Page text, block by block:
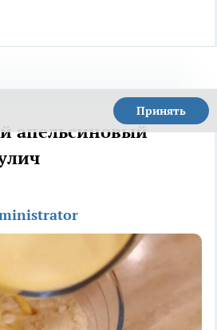
Принять
апельсиновый